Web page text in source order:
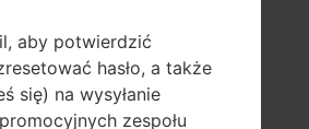
aby potwierdzić
hasło, a także
się) na wysyłanie
zespołu